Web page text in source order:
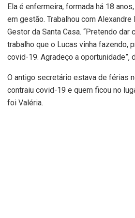
Ela é enfermeira, formada há 18
em gestão. Trabalhou com Alexandre
Gestor da Santa Casa. “Pretendo dar
trabalho que o Lucas vinha fazendo,
covid-19. Agradeço a oportunidade”,
O antigo secretário estava de férias
contraiu covid-19 e quem ficou no
foi Valéria.